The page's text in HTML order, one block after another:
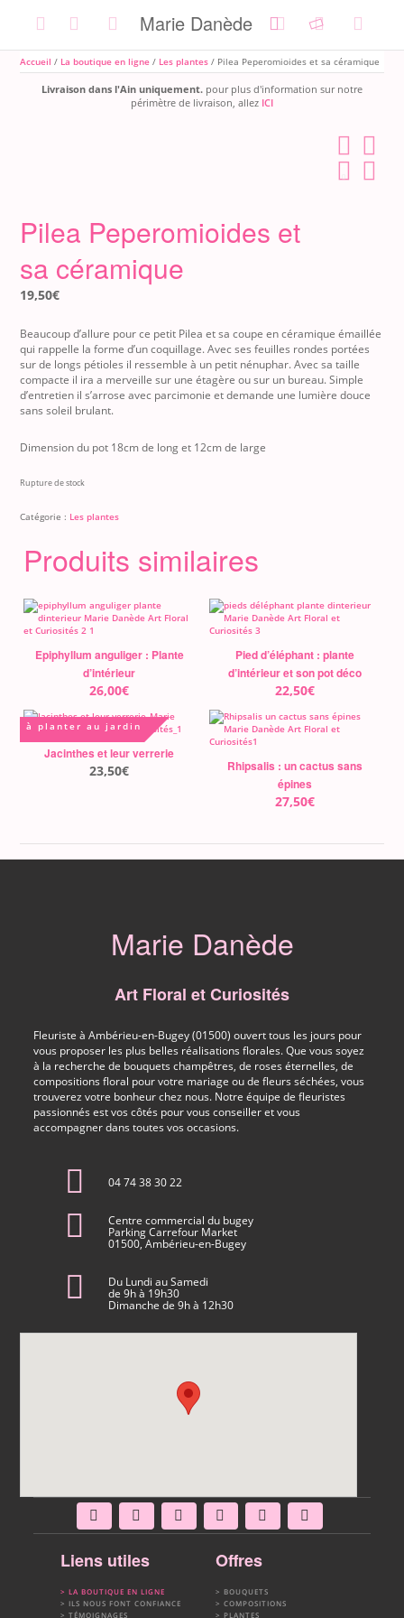
Marie Danède
Accueil / La boutique en ligne / Les plantes / Pilea Peperomioides et sa céramique
Livraison dans l'Ain uniquement. pour plus d'information sur notre
périmètre de livraison, allez ICI
Pilea Peperomioides et
sa céramique
19,50€
Beaucoup d’allure pour ce petit Pilea et sa coupe en céramique émaillée
qui rappelle la forme d’un coquillage.Avec ses feuilles rondes portées
sur de longs pétioles il ressemble à un petit nénuphar. Avec sa taille
compacte il ira a merveille sur une étagère ou sur un bureau.Simple
d’entretien il s’arrose avec parcimonie et demande une lumière douce
sans soleil brulant.
Dimension du pot 18cm de long et 12cm de large
Rupture de stock
Catégorie : Les plantes
Produits similaires
Epiphyllum anguliger : Plante
d’intérieur
26,00€
Pied d’éléphant : plante
d’intérieur et son pot déco
22,50€
à planter au jardin
Jacinthes et leur verrerie
23,50€
Rhipsalis : un cactus sans
épines
27,50€
Marie Danède
Art Floral et Curiosités
Fleuriste à Ambérieu-en-Bugey (01500) ouvert tous les jours pour
vous proposer les plus belles réalisations florales. Que vous soyez
à la recherche de bouquets champêtres, de roses éternelles, de
compositions floral pour votre mariage ou de fleurs séchées, vous
trouverez votre bonheur chez nous. Notre équipe de fleuristes
passionnés est vos côtés pour vous conseiller et vous
accompagner dans toutes vos occasions.
04 74 38 30 22
Centre commercial du bugey
Parking Carrefour Market
01500, Ambérieu-en-Bugey
Du Lundi au Samedi
de 9h à 19h30
Dimanche de 9h à 12h30
Liens utiles
LA BOUTIQUE EN LIGNE
ILS NOUS FONT CONFIANCE
TÉMOIGNAGES
Offres
BOUQUETS
COMPOSITIONS
PLANTES